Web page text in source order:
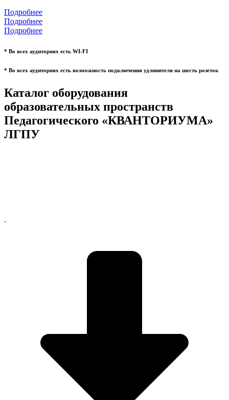
Подробнее
Подробнее
Подробнее
* Во всех аудиториях есть WI-FI
* Во всех аудиториях есть возможность подключения удлинителя на шесть розеток
Каталог оборудования
образовательных пространств
Педагогического «КВАНТОРИУМА»
ЛГПУ
.